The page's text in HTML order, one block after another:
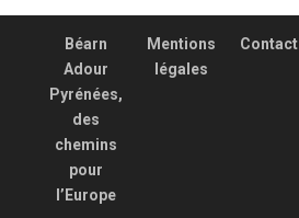
Béarn
Adour
Pyrénées,
des
chemins
pour
l’Europe
Mentions
légales
Contact